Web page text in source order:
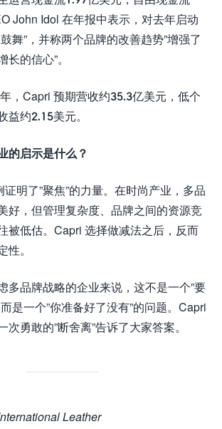
John Idol 在年报中表示，对去年启动
舞”，并称两个品牌的改善趋势”增强了
的信心”。
，Capri 预期营收约35.3亿美元，低个
益约2.15美元。
的启示是什么？
明了”聚焦”的力量。在时尚产业，多品
好，但管理复杂度、品牌之间的资源竞
被低估。Capri 选择做减法之后，反而
性。
多品牌战略的企业来说，这不是一个”要
是一个”你准备好了没有”的问题。Capri
次勇敢的”断舍离”告诉了大家答案。
Leather